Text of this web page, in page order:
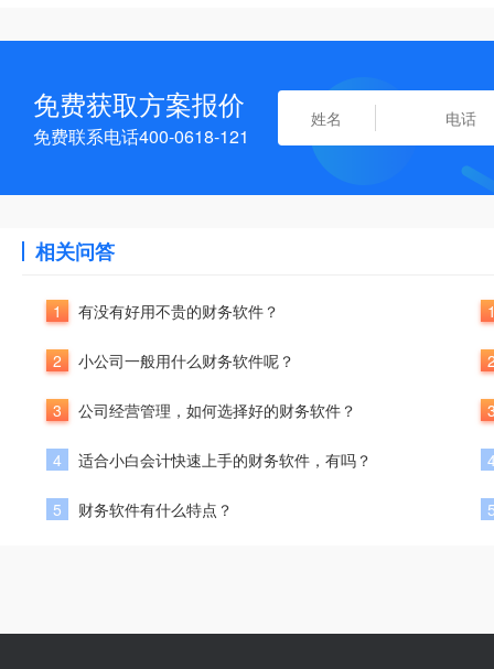
免费获取方案报价
免费联系电话400-0618-121
相关问答
1 有没有好用不贵的财务软件？
2 小公司一般用什么财务软件呢？
3 公司经营管理，如何选择好的财务软件？
4 适合小白会计快速上手的财务软件，有吗？
5 财务软件有什么特点？